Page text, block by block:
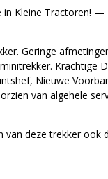
in Kleine Tractoren! —
Geringe
Krachtige
Nieuwe
van algehele
van deze trekker ook